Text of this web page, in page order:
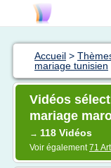
Accueil >
mariage tunisien
Vidéos
mariage
→ 118 Vidéos
Voir également71